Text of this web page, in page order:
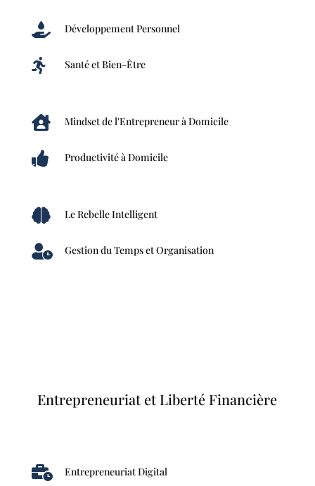
 Développement Personnel
 Santé et Bien-Être
 Mindset de l'Entrepreneur à Domicile
 Productivité à Domicile
 Le Rebelle Intelligent
 Gestion du Temps et Organisation
Entrepreneuriat et Liberté Financière
 Entrepreneuriat Digital